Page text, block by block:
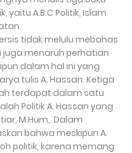
A.B.C Politik, Islam
tidak melulu mebahas
menaruh perhatian
dalam hal ini yang
tulis A. Hassan. Ketiga
terdapat dalam satu
Politik A. Hassan yang
M.Hum,. Dalam
bahwa meskipun A.
politik, karena memang